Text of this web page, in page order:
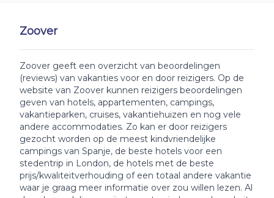
Zoover
Zoover geeft een overzicht van beoordelingen
(reviews) van vakanties voor en door reizigers. Op de
website van Zoover kunnen reizigers beoordelingen
geven van hotels, appartementen, campings,
vakantieparken, cruises, vakantiehuizen en nog vele
andere accommodaties. Zo kan er door reizigers
gezocht worden op de meest kindvriendelijke
campings van Spanje, de beste hotels voor een
stedentrip in London, de hotels met de beste
prijs/kwaliteitverhouding of een totaal andere vakantie
waar je graag meer informatie over zou willen lezen. Al